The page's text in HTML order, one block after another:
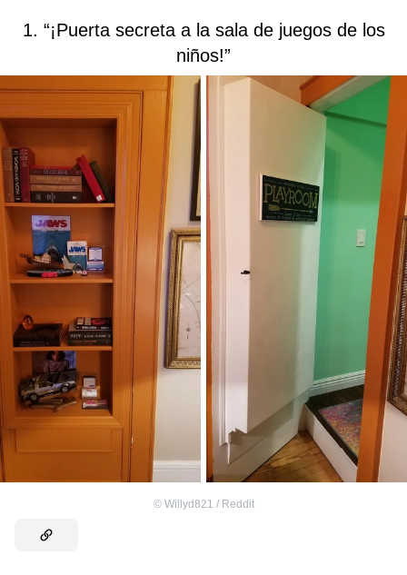
1. “¡Puerta secreta a la sala de juegos de los
niños!”
© Willyd821 / Reddit